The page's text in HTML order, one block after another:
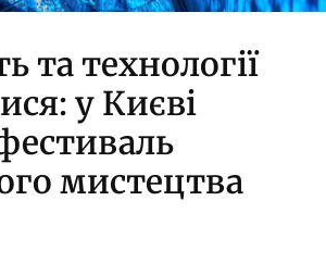
та технології
у Києві
мистецтва